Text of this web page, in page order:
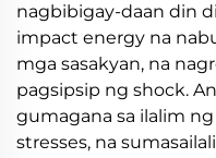
nagbibigay-daan din
impact energy na
mga sasakyan, na
pagsipsip ng shock.
gumagana sa ilalim
stresses, na